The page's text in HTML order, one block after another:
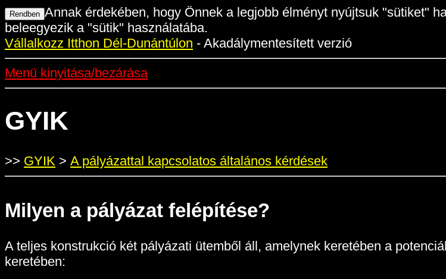
Annak érdekében, hogy Önnek a legjobb élményt nyújtsuk "sütiket"
beleegyezik a "sütik" használatába.
Vállalkozz Itthon Dél-Dunántúlon - Akadálymentesített verzió
Menü kinyitása/bezárása
GYIK
>> GYIK > A pályázattal kapcsolatos általános kérdések
Milyen a pályázat felépítése?
A teljes konstrukció két pályázati ütemből áll, amelynek keretében a
keretében: